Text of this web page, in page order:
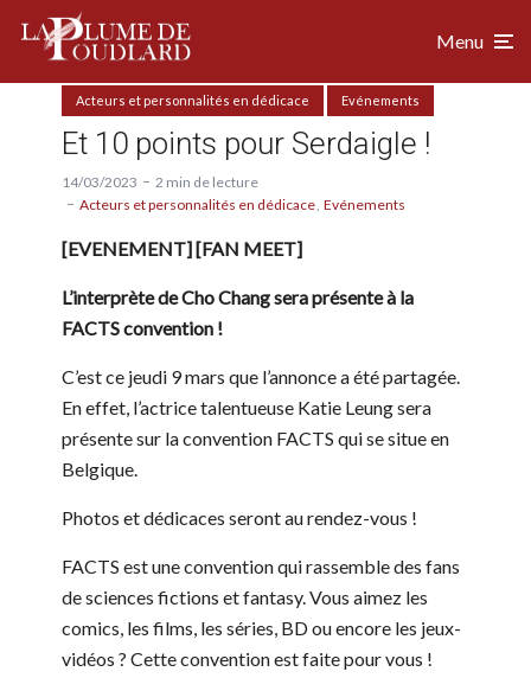
Menu
Acteurs et personnalités en dédicace Evénements
Et 10 points pour Serdaigle !
14/03/2023
2 min de lecture
Acteurs et personnalités en dédicace Evénements
[EVENEMENT] [FAN MEET]
L’interprète de Cho Chang sera présente à la
FACTS convention !
C’est ce jeudi 9 mars que l’annonce a été partagée.
En effet, l’actrice talentueuse Katie Leung sera
présente sur la convention FACTS qui se situe en
Belgique.
Photos et dédicaces seront au rendez-vous !
FACTS est une convention qui rassemble des fans
de sciences fictions et fantasy. Vous aimez les
comics, les films, les séries, BD ou encore les jeux-
vidéos ? Cette convention est faite pour vous !